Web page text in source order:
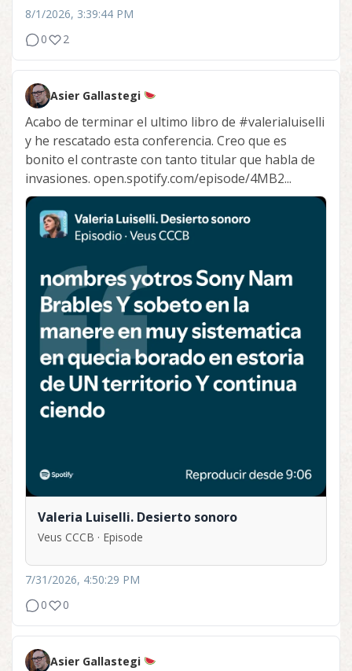
8/1/2026, 3:39:44 PM
0
2
Asier Gallastegi
Acabo de terminar el ultimo libro de #valerialuiselli
y he rescatado esta conferencia. Creo que es
bonito el contraste con tanto titular que habla de
invasiones. open.spotify.com/episode/4MB2...
Valeria Luiselli. Desierto sonoro
Veus CCCB · Episode
7/31/2026, 4:50:29 PM
0
0
Asier Gallastegi